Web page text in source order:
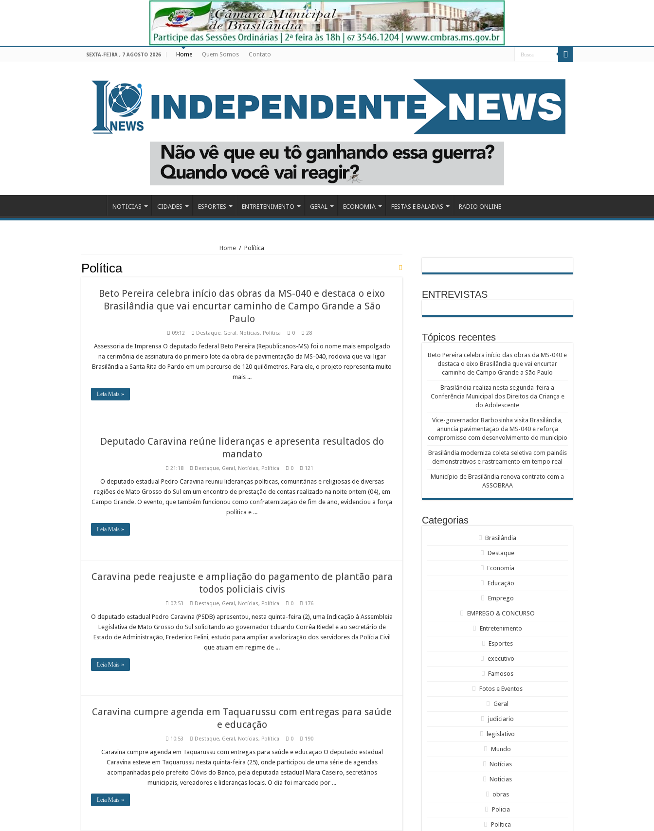
SEXTA-FEIRA , 7 AGOSTO 2026 Home Quem Somos Contato
NOTICIAS CIDADES ESPORTES ENTRETENIMENTO GERAL ECONOMIA FESTAS E BALADAS RADIO ONLINE
Home / Política
Política
Beto Pereira celebra início das obras da MS-040 e destaca o eixo
Brasilândia que vai encurtar caminho de Campo Grande a São
Paulo
09:12 Destaque, Geral, Notícias, Política 0 28
Assessoria de Imprensa O deputado federal Beto Pereira (Republicanos-MS) foi o nome mais empolgado
na cerimônia de assinatura do primeiro lote da obra de pavimentação da MS-040, rodovia que vai ligar
Brasilândia a Santa Rita do Pardo em um percurso de 120 quilômetros. Para ele, o projeto representa muito
mais ...
Leia Mais »
Deputado Caravina reúne lideranças e apresenta resultados do
mandato
21:18 Destaque, Geral, Notícias, Política 0 121
O deputado estadual Pedro Caravina reuniu lideranças políticas, comunitárias e religiosas de diversas
regiões de Mato Grosso do Sul em um encontro de prestação de contas realizado na noite ontem (04), em
Campo Grande. O evento, que também funcionou como confraternização de fim de ano, evidenciou a força
política e ...
Leia Mais »
Caravina pede reajuste e ampliação do pagamento de plantão para
todos policiais civis
07:53 Destaque, Geral, Notícias, Política 0 176
O deputado estadual Pedro Caravina (PSDB) apresentou, nesta quinta-feira (2), uma Indicação à Assembleia
Legislativa de Mato Grosso do Sul solicitando ao governador Eduardo Corrêa Riedel e ao secretário de
Estado de Administração, Frederico Felini, estudo para ampliar a valorização dos servidores da Polícia Civil
que atuam em regime de ...
Leia Mais »
Caravina cumpre agenda em Taquarussu com entregas para saúde
e educação
10:53 Destaque, Geral, Notícias, Política 0 190
Caravina cumpre agenda em Taquarussu com entregas para saúde e educação O deputado estadual
Caravina esteve em Taquarussu nesta quinta-feira (25), onde participou de uma série de agendas
acompanhadas pelo prefeito Clóvis do Banco, pela deputada estadual Mara Caseiro, secretários
municipais, vereadores e lideranças locais. O dia foi marcado por ...
Leia Mais »
ENTREVISTAS
Tópicos recentes
Beto Pereira celebra início das obras da MS-040 e
destaca o eixo Brasilândia que vai encurtar
caminho de Campo Grande a São Paulo
Brasilândia realiza nesta segunda-feira a
Conferência Municipal dos Direitos da Criança e
do Adolescente
Vice-governador Barbosinha visita Brasilândia,
anuncia pavimentação da MS-040 e reforça
compromisso com desenvolvimento do município
Brasilândia moderniza coleta seletiva com painéis
demonstrativos e rastreamento em tempo real
Município de Brasilândia renova contrato com a
ASSOBRAA
Categorias
Brasilândia
Destaque
Economia
Educação
Emprego
EMPREGO & CONCURSO
Entretenimento
Esportes
executivo
Famosos
Fotos e Eventos
Geral
judiciario
legislativo
Mundo
Notícias
Noticias
obras
Policia
Política